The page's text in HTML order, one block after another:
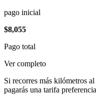
pago inicial
$8,055
Pago total
Ver completo
Si recorres más kilómetros
pagarás una tarifa